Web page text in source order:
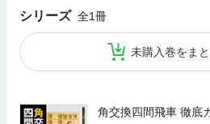
シリーズ 全1冊
未購入巻をま
角交換四間飛車 徹底